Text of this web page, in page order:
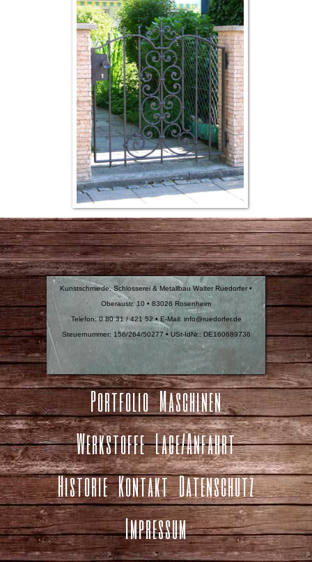
Kunstschmiede, Schlosserei & Metallbau Walter Ruedorfer •
Oberaustr. 10 • 83026 Rosenheim
Telefon: 0 80 31 / 421 52 • E-Mail: info@ruedorfer.de
Steuernummer: 156/264/50277 • USt-IdNr.: DE160689736
Portfolio Maschinen
Werkstoffe Lage/Anfahrt
Historie Kontakt Datenschutz
Impressum